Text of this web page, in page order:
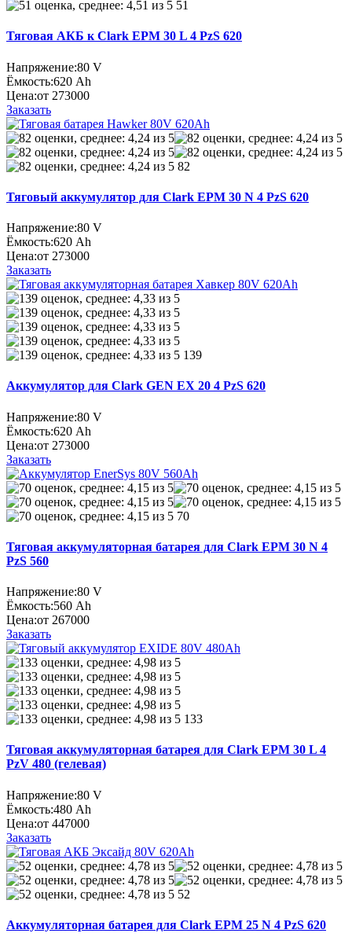
51
Тяговая АКБ к Clark EPM 30 L 4 PzS 620
Напряжение:80 V
Ёмкость:620 Ah
Цена:от 273000
Заказать
82
Тяговый аккумулятор для Clark EPM 30 N 4 PzS 620
Напряжение:80 V
Ёмкость:620 Ah
Цена:от 273000
Заказать
139
Аккумулятор для Clark GEN EX 20 4 PzS 620
Напряжение:80 V
Ёмкость:620 Ah
Цена:от 273000
Заказать
70
Тяговая аккумуляторная батарея для Clark EPM 30 N 4
PzS 560
Напряжение:80 V
Ёмкость:560 Ah
Цена:от 267000
Заказать
133
Тяговая аккумуляторная батарея для Clark EPM 30 L 4
PzV 480 (гелевая)
Напряжение:80 V
Ёмкость:480 Ah
Цена:от 447000
Заказать
52
Аккумуляторная батарея для Clark EPM 25 N 4 PzS 620